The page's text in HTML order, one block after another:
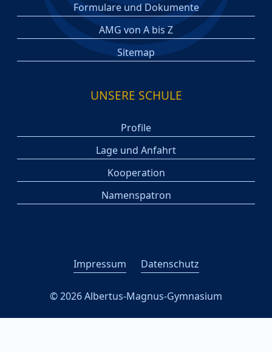
Formulare und Dokumente
AMG von A bis Z
Sitemap
UNSERE SCHULE
Profile
Lage und Anfahrt
Kooperation
Namenspatron
Impressum Datenschutz
© 2026 Albertus-Magnus-Gymnasium